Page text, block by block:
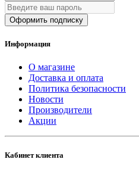
Оформить подписку
Информация
О магазине
Доставка и оплата
Политика безопасности
Новости
Производители
Акции
Кабинет клиента